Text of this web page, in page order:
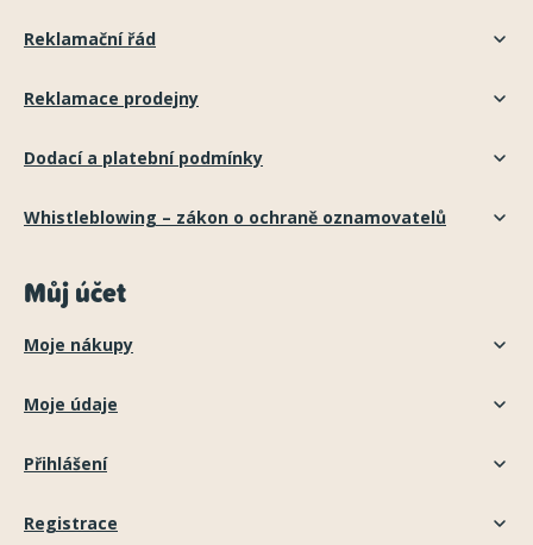
Reklamační řád
Reklamace prodejny
Dodací a platební podmínky
Whistleblowing – zákon o ochraně oznamovatelů
Můj účet
Moje nákupy
Moje údaje
Přihlášení
Registrace